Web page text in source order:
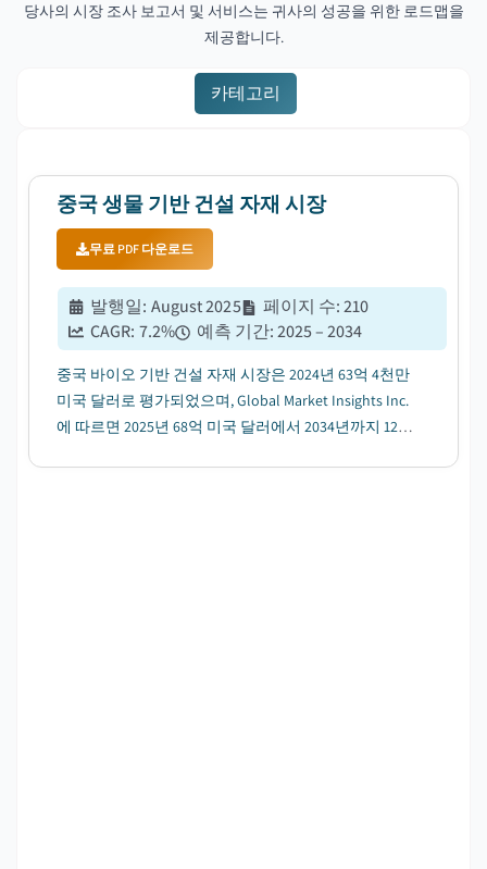
당사의 시장 조사 보고서 및 서비스는 귀사의 성공을 위한 로드맵을
제공합니다.
카테고리
중국 생물 기반 건설 자재 시장
무료 PDF 다운로드
발행일: August 2025 페이지 수:210
CAGR: 7.2% 예측 기간:2025 – 2034
중국 바이오 기반 건설 자재 시장은 2024년 63억 4천만
미국 달러로 평가되었으며, Global Market Insights Inc.
에 따르면 2025년 68억 미국 달러에서 2034년까지 128